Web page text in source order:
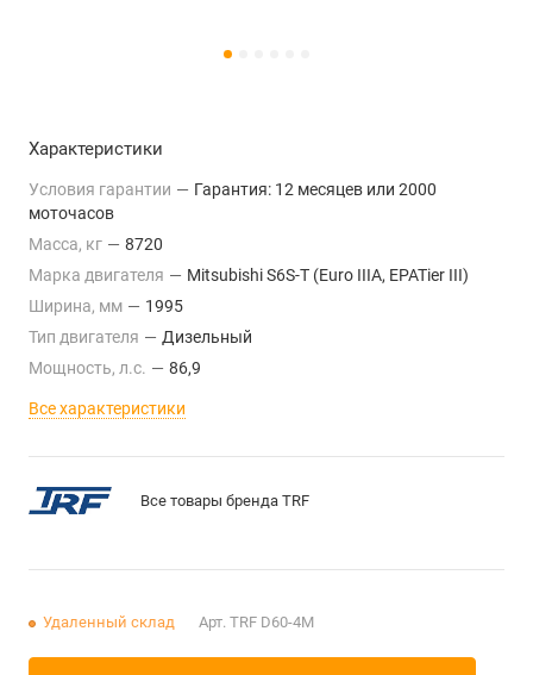
Характеристики
Условия гарантии — Гарантия: 12 месяцев или 2000
моточасов
Масса, кг — 8720
Марка двигателя — Mitsubishi S6S-T (Euro IIIA, EPATier III)
Ширина, мм — 1995
Тип двигателя — Дизельный
Мощность, л.с. — 86,9
Все характеристики
Все товары бренда TRF
Удаленный склад Арт. TRF D60-4M